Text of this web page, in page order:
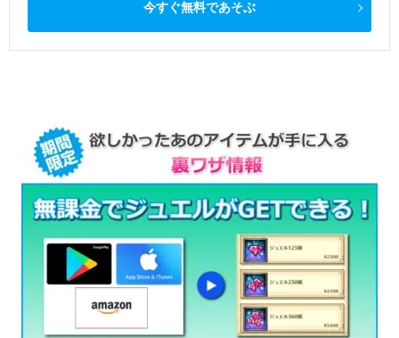
今すぐ無料であそぶ